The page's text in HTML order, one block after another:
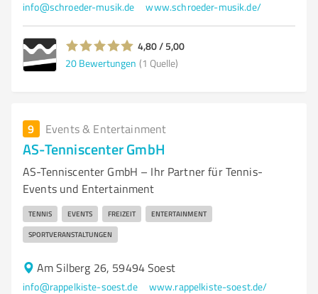
info@schroeder-musik.de www.schroeder-musik.de/
4,80 / 5,00
20 Bewertungen (1 Quelle)
9 Events & Entertainment
AS-Tenniscenter GmbH
AS-Tenniscenter GmbH – Ihr Partner für Tennis-
Events und Entertainment
TENNIS EVENTS FREIZEIT ENTERTAINMENT
SPORTVERANSTALTUNGEN
Am Silberg 26, 59494 Soest
info@rappelkiste-soest.de www.rappelkiste-soest.de/